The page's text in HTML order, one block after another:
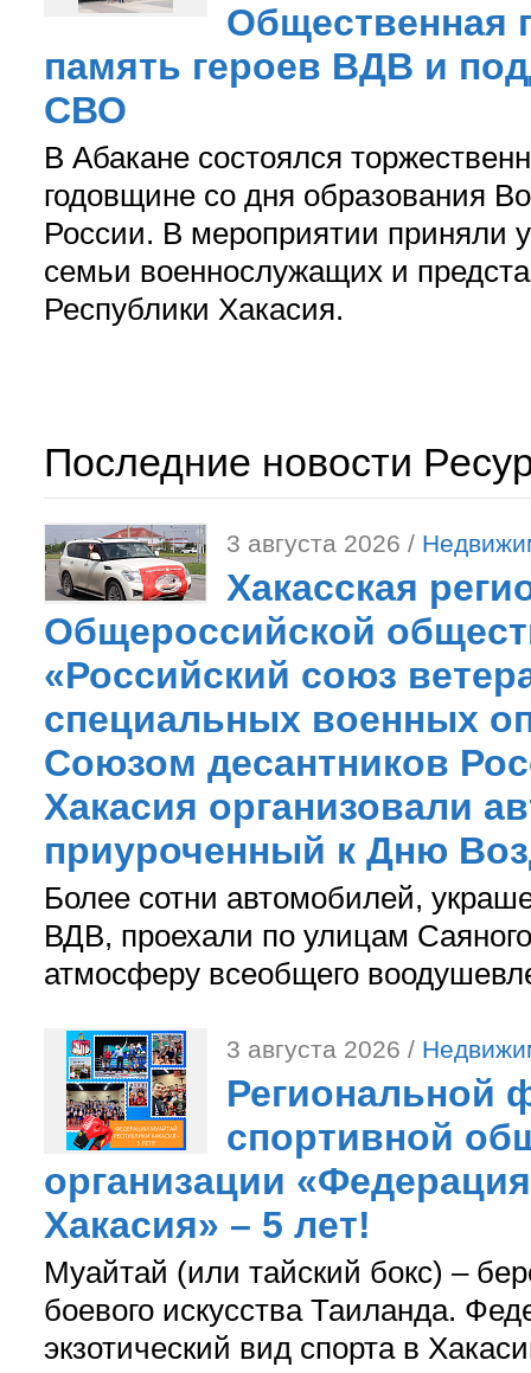
Общественная
память героев ВДВ и
СВО
В Абакане состоялся
годовщине со дня образования
России. В мероприятии приняли
семьи военнослужащих и
Республики Хакасия.
Последние новости
3 августа 2026 /
Хакасская
Общероссийской
«Российский союз
специальных военных
Союзом десантников
Хакасия организовали
приуроченный к Дню
Более сотни автомобилей,
ВДВ, проехали по улицам
атмосферу всеобщего
3 августа 2026 /
Региональной
спортивной
организации
Хакасия» – 5 лет!
Муайтай (или тайский бокс) –
боевого искусства Таиланда.
экзотический вид спорта в